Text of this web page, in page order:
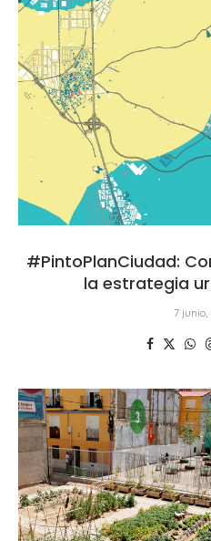
#PintoPlanCiudad:
la estrategia
7 junio,